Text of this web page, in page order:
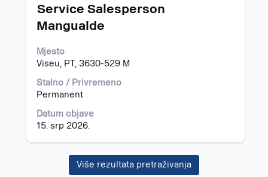
Naziv
Service Salesperson
Mangualde
Mjesto
Viseu, PT, 3630-529 M
Stalno / Privremeno
Permanent
Datum objave
15. srp 2026.
Odaberite
kako
prikazali
čitav
sadržaj
informacija
poslu.
Više rezultata pretraživanja